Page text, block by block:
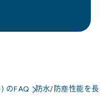
のFAQ 防水/防塵性能を